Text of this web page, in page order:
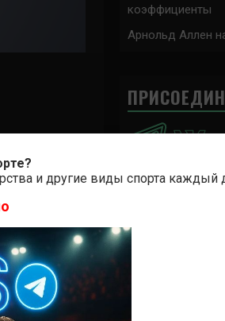
коэффициенты
Арнольд Аллен
Спасибо что
UFC
и другие виды спорта каждый